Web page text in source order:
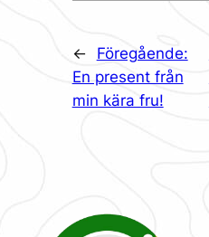
←
Föregående:
En present från
min kära fru!